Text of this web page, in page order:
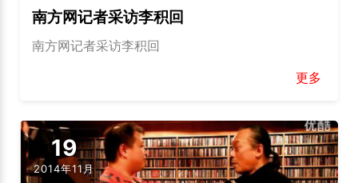
南方网记者采访李积回
南方网记者采访李积回
更多
19
2014年11月